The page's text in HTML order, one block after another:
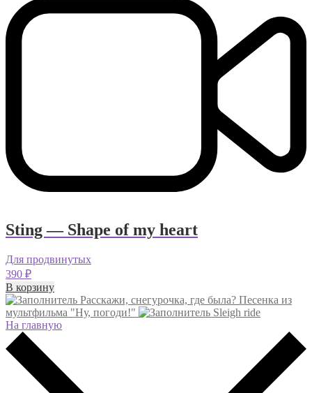
Sting — Shape of my heart
Для продвинутых
390 ₽
В корзину
Расскажи, снегурочка, где была? Песенка из
мультфильма "Ну, погоди!"
Sleigh ride
На главную